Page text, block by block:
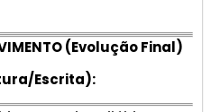
(Evolução Final)
Escrita):